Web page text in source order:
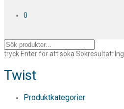
0
tryck Enterför att söka Sökresultat:
Twist
Produktkategorier